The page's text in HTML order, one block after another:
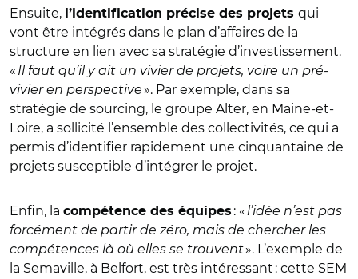
Ensuite, l’identification précise des projets qui
vont être intégrés dans le plan d’affaires de la
structure en lien avec sa stratégie d’investissement.
« Il faut qu’il y ait un vivier de projets, voire un pré-
vivier en perspective». Par exemple, dans sa
stratégie de sourcing, le groupe Alter, en Maine-et-
Loire, a sollicité l’ensemble des collectivités, ce qui a
permis d’identifier rapidement une cinquantaine de
projets susceptible d’intégrer le projet.
Enfin, la compétence des équipes : «l’idée n’est pas
forcément de partir de zéro, mais de chercher les
compétences là où elles se trouvent». L’exemple de
la Semaville, à Belfort, est très intéressant : cette SEM